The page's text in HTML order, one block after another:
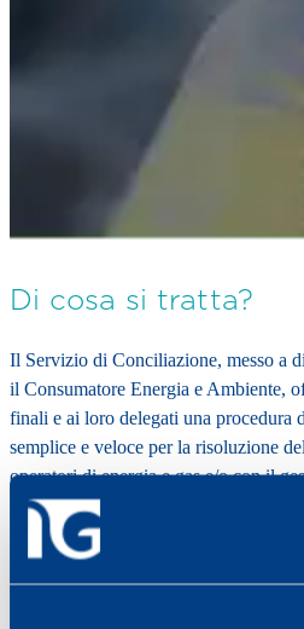
Di cosa si tratta?
Il Servizio di Conciliazione, messo a
il Consumatore Energia e Ambiente,
finali e ai loro delegati una procedura
semplice e veloce per la risoluzione
operatori di energia e gas e/o con il
Integrato (SII).
Dal 30 giugno 2023, gli utenti che
controversie con il proprio fornitore